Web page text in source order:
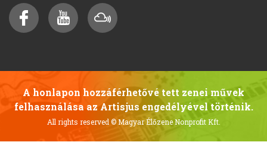
A honlapon hozzáférhetővé tett zenei művek
felhasználása az Artisjus engedélyével történik.
All rights reserved © Magyar Élőzene Nonprofit Kft.